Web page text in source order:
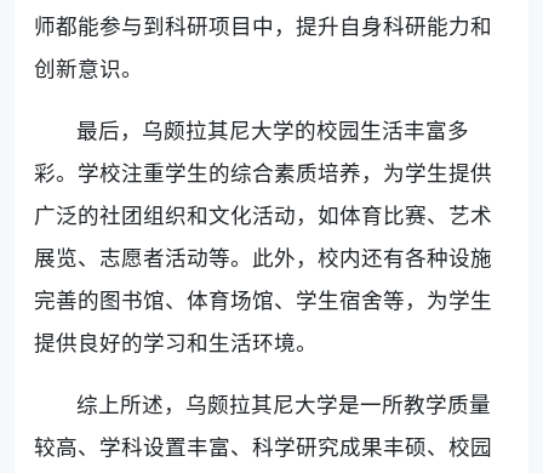
师都能参与到科研项目中，提升自身科研能力和
创新意识。
最后，乌颇拉其尼大学的校园生活丰富多
彩。学校注重学生的综合素质培养，为学生提供
广泛的社团组织和文化活动，如体育比赛、艺术
展览、志愿者活动等。此外，校内还有各种设施
完善的图书馆、体育场馆、学生宿舍等，为学生
提供良好的学习和生活环境。
综上所述，乌颇拉其尼大学是一所教学质量
较高、学科设置丰富、科学研究成果丰硕、校园